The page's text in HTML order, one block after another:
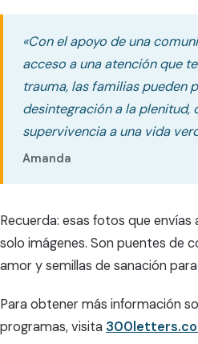
«Con el apoyo de una
acceso a una atención que
trauma, las familias pueden
desintegración a la plenitud,
supervivencia a una vida
Amanda
Recuerda: esas fotos que
solo imágenes. Son puentes de
amor y semillas de sanación
Para obtener más información
programas, visita